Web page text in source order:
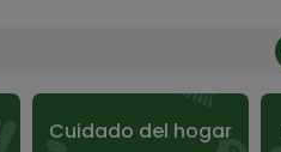
Cuidado del hogar